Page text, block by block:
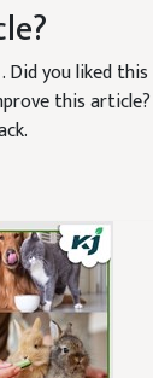
. Did you liked
this article?